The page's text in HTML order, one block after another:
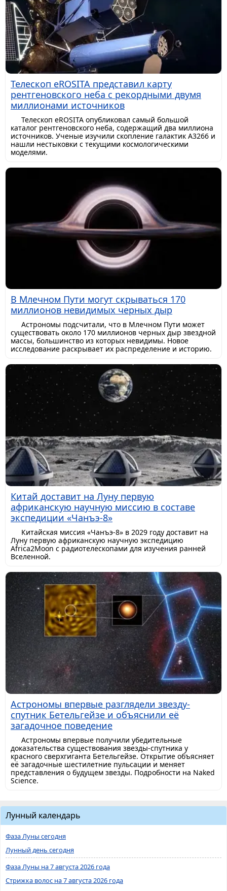
Телескоп eROSITA представил карту
рентгеновского неба с рекордными двумя
миллионами источников
Телескоп eROSITA опубликовал самый большой
каталог рентгеновского неба, содержащий два миллиона
источников. Ученые изучили скопление галактик A3266 и
нашли нестыковки с текущими космологическими
моделями.
В Млечном Пути могут скрываться 170
миллионов невидимых черных дыр
Астрономы подсчитали, что в Млечном Пути может
существовать около 170 миллионов черных дыр звездной
массы, большинство из которых невидимы. Новое
исследование раскрывает их распределение и историю.
Китай доставит на Луну первую
африканскую научную миссию в составе
экспедиции «Чанъэ-8»
Китайская миссия «Чанъэ-8» в 2029 году доставит на
Луну первую африканскую научную экспедицию
Africa2Moon с радиотелескопами для изучения ранней
Вселенной.
Астрономы впервые разглядели звезду-
спутник Бетельгейзе и объяснили её
загадочное поведение
Астрономы впервые получили убедительные
доказательства существования звезды-спутника у
красного сверхгиганта Бетельгейзе. Открытие объясняет
её загадочные шестилетние пульсации и меняет
представления о будущем звезды. Подробности на Naked
Science.
Лунный календарь
Фаза Луны сегодня
Лунный день сегодня
Фаза Луны на 7 августа 2026 года
Стрижка волос на 7 августа 2026 года